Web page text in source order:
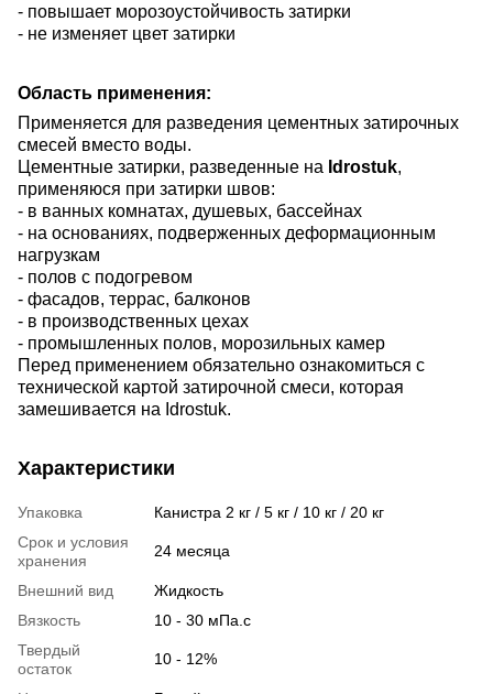
- повышает морозоустойчивость затирки
- не изменяет цвет затирки
Область применения:
Применяется для разведения цементных затирочных
смесей вместо воды.
Цементные затирки, разведенные на Idrostuk,
применяюся при затирки швов:
- в ванных комнатах, душевых, бассейнах
- на основаниях, подверженных деформационным
нагрузкам
- полов с подогревом
- фасадов, террас, балконов
- в производственных цехах
- промышленных полов, морозильных камер
Перед применением обязательно ознакомиться с
технической картой затирочной смеси, которая
замешивается на Idrostuk.
Характеристики
Упаковка
Канистра 2 кг / 5 кг / 10 кг / 20 кг
Срок и условия
хранения
24 месяца
Внешний вид
Жидкость
Вязкость
10 - 30 мПа.с
Твердый
остаток
10 - 12%